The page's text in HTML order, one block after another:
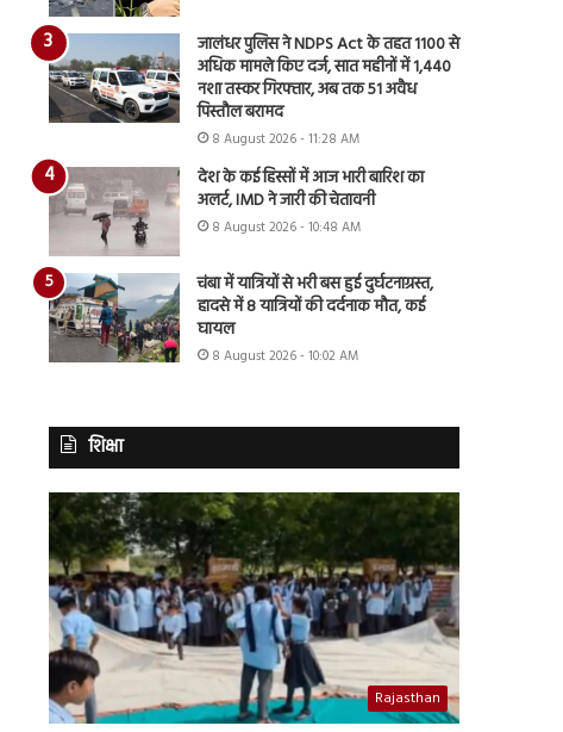
जालंधर पुलिस ने NDPS Act के तहत 1100 से
अधिक मामले किए दर्ज, सात महीनों में 1,440
नशा तस्कर गिरफ्तार, अब तक 51 अवैध
पिस्तौल बरामद
8 August 2026 - 11:28 AM
देश के कई हिस्सों में आज भारी बारिश का
अलर्ट, IMD ने जारी की चेतावनी
8 August 2026 - 10:48 AM
चंबा में यात्रियों से भरी बस हुई दुर्घटनाग्रस्त,
हादसे में 8 यात्रियों की दर्दनाक मौत, कई
घायल
8 August 2026 - 10:02 AM
शिक्षा
Rajasthan